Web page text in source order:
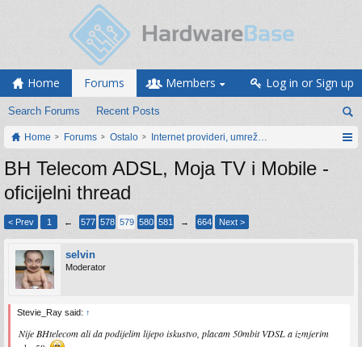
Home Forums
Search Forums Recent Posts
Members Log in or Sign up
Home Forums Ostalo Internet provideri, umrežavanje i web servisi
BH Telecom ADSL, Moja TV i Mobile -
oficijelni thread
< Prev 1 ← 577 578 579 580 581 → 664 Next >
selvin
Moderator
Stevie_Ray said: ↑
Nije BHtelecom ali da podijelim lijepo iskustvo, placam 50mbit VDSL a izmjerim